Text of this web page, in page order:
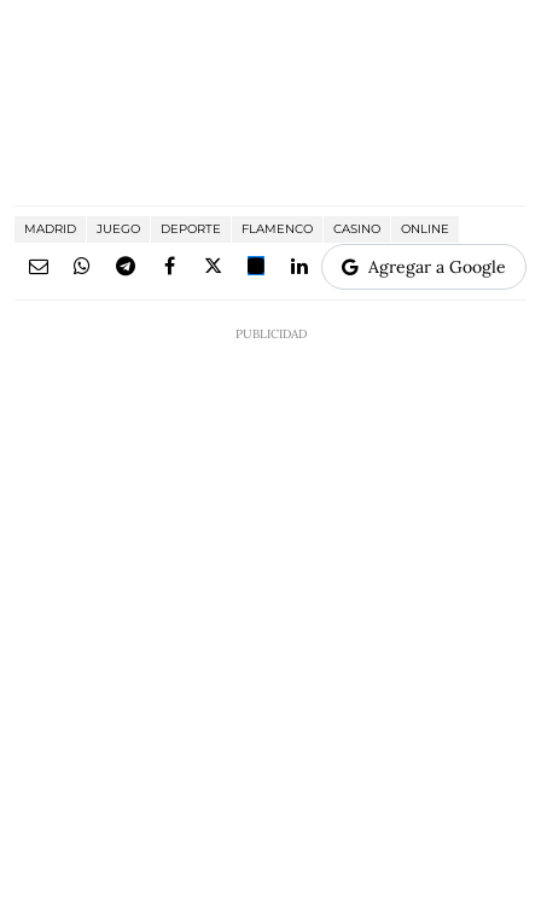
MADRID JUEGO DEPORTE FLAMENCO CASINO ONLINE
Agregar a Google